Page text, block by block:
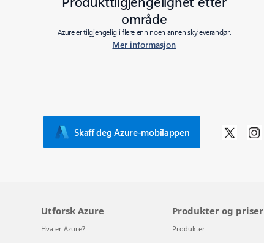
område
Azure er tilgjengelig i flere enn noen annen skyleverandør.
Mer informasjon
Skaff deg Azure-mobilappen
Utforsk Azure
Hva er Azure?
Produkter og priser
Produkter